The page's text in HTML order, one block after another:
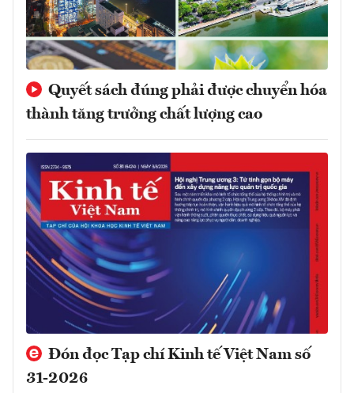
Quyết sách đúng phải được chuyển hóa
thành tăng trưởng chất lượng cao
Đón đọc Tạp chí Kinh tế Việt Nam số
31-2026